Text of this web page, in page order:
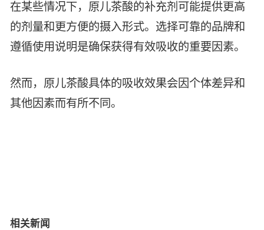
在某些情况下，原儿茶酸的补充剂可能提供更高
的剂量和更方便的摄入形式。选择可靠的品牌和
遵循使用说明是确保获得有效吸收的重要因素。
然而，原儿茶酸具体的吸收效果会因个体差异和
其他因素而有所不同。
相关新闻